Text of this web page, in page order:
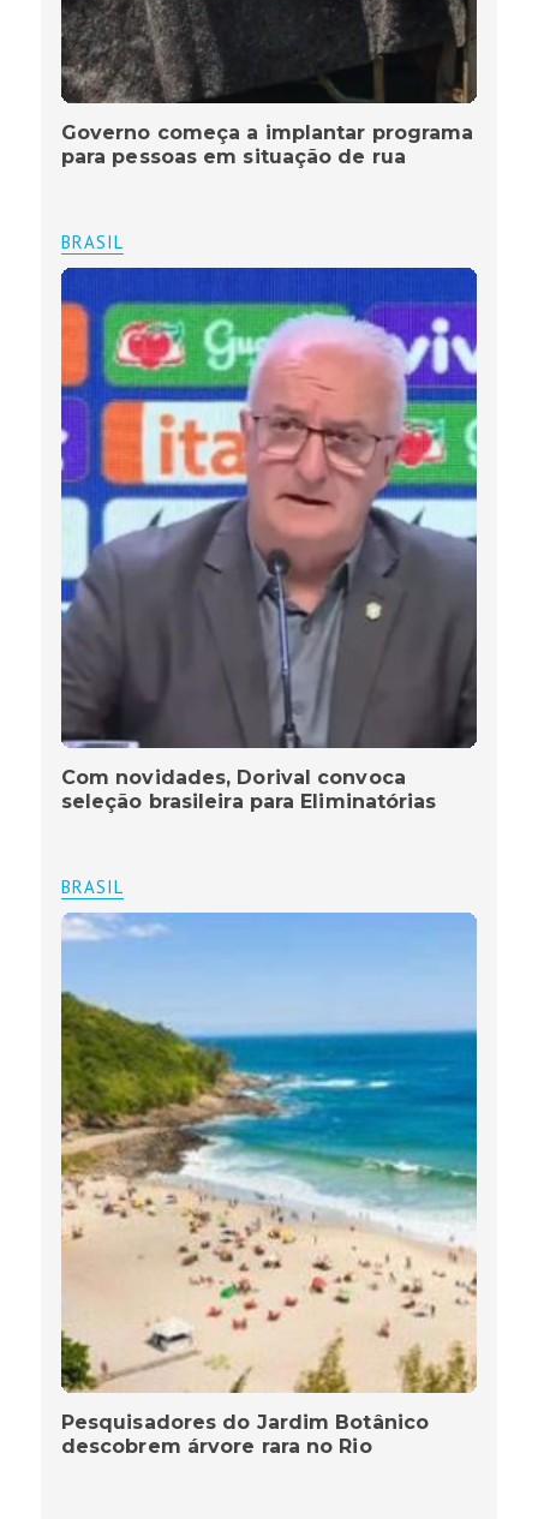
Governo começa a implantar programa
para pessoas em situação de rua
BRASIL
Com novidades, Dorival convoca
seleção brasileira para Eliminatórias
BRASIL
Pesquisadores do Jardim Botânico
descobrem árvore rara no Rio